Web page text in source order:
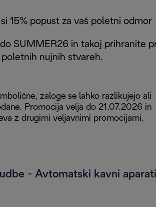
15% popust za vaš poletni odmor
SUMMER26 in takoj prihranite
poletnih nujnih stvareh.
zaloge se lahko razlikujejo ali
Promocija velja do 21.07.2026 in
z drugimi veljavnimi promocijami.
- Avtomatski kavni aparati